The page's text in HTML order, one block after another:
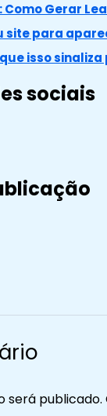
Gerar
site para
que isso
sociais
será publicado.